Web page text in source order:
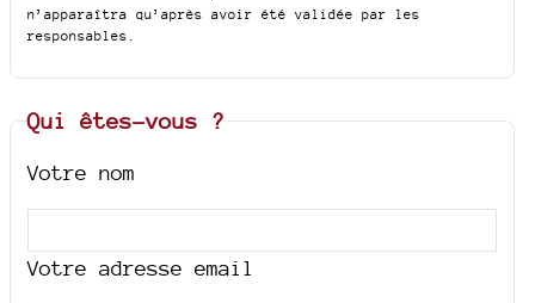
n’apparaîtra qu’après avoir été validée par les
responsables.
Qui êtes-vous ?
Votre nom
Votre adresse email